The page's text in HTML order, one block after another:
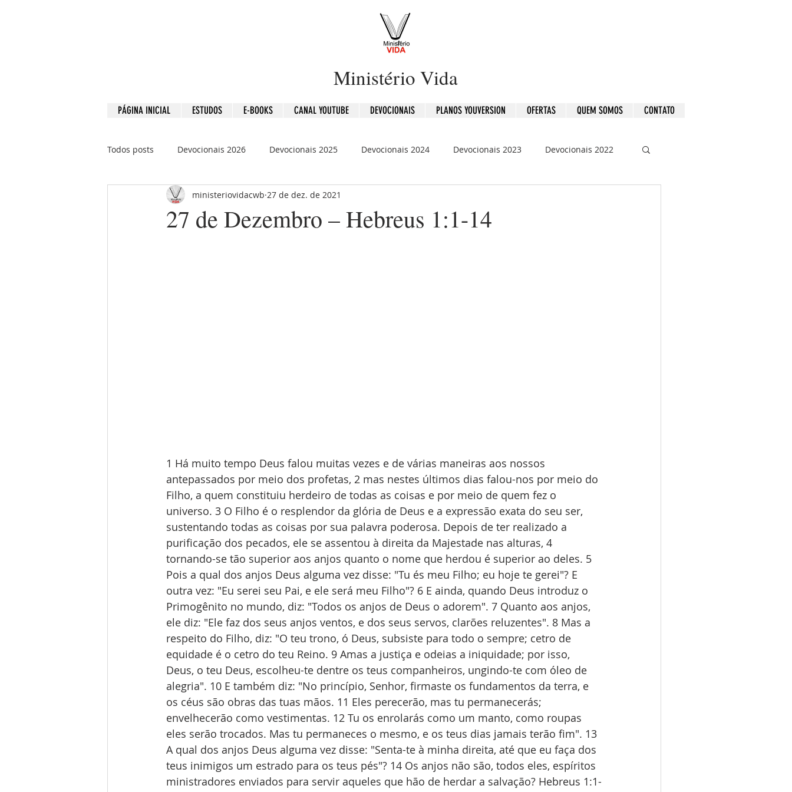
Ministério Vida
PÁGINA INICIAL ESTUDOS E-BOOKS CANAL YOUTUBE DEVOCIONAIS PLANOS YOUVERSION OFERTAS QUEM SOMOS CONTATO
Todos posts Devocionais 2026 Devocionais 2025 Devocionais 2024 Devocionais 2023 Devocionais 2022
Devocionais 2021 Devocionais 2020 120 Dias - Leitura Bíblica
27 de Dezembro – Hebreus 1:1-14
ministeriovidacwb 27 de dez. de 2021
1 Há muito tempo Deus falou muitas vezes e de várias maneiras aos nossos
antepassados por meio dos profetas, 2 mas nestes últimos dias falou-nos por meio do
Filho, a quem constituiu herdeiro de todas as coisas e por meio de quem fez o
universo. 3 O Filho é o resplendor da glória de Deus e a expressão exata do seu ser,
sustentando todas as coisas por sua palavra poderosa. Depois de ter realizado a
purificação dos pecados, ele se assentou à direita da Majestade nas alturas, 4
tornando-se tão superior aos anjos quanto o nome que herdou é superior ao deles. 5
Pois a qual dos anjos Deus alguma vez disse: "Tu és meu Filho; eu hoje te gerei"? E
outra vez: "Eu serei seu Pai, e ele será meu Filho"? 6 E ainda, quando Deus introduz o
Primogênito no mundo, diz: "Todos os anjos de Deus o adorem". 7 Quanto aos anjos,
ele diz: "Ele faz dos seus anjos ventos, e dos seus servos, clarões reluzentes". 8 Mas a
respeito do Filho, diz: "O teu trono, ó Deus, subsiste para todo o sempre; cetro de
equidade é o cetro do teu Reino. 9 Amas a justiça e odeias a iniquidade; por isso,
Deus, o teu Deus, escolheu-te dentre os teus companheiros, ungindo-te com óleo de
alegria". 10 E também diz: "No princípio, Senhor, firmaste os fundamentos da terra, e
os céus são obras das tuas mãos. 11 Eles perecerão, mas tu permanecerás;
envelhecerão como vestimentas. 12 Tu os enrolarás como um manto, como roupas
eles serão trocados. Mas tu permaneces o mesmo, e os teus dias jamais terão fim". 13
A qual dos anjos Deus alguma vez disse: "Senta-te à minha direita, até que eu faça dos
teus inimigos um estrado para os teus pés"? 14 Os anjos não são, todos eles, espíritos
ministradores enviados para servir aqueles que hão de herdar a salvação? Hebreus 1:1-